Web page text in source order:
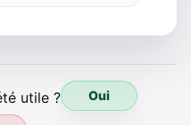
utile ? Oui